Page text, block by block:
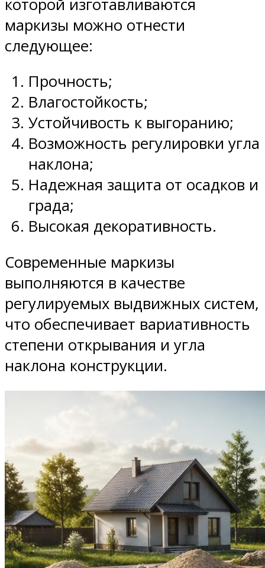
которой изготавливаются
маркизы можно отнести
следующее:
Прочность;
Влагостойкость;
Устойчивость к выгоранию;
Возможность регулировки угла
наклона;
Надежная защита от осадков и
града;
Высокая декоративность.
Современные маркизы
выполняются в качестве
регулируемых выдвижных систем,
что обеспечивает вариативность
степени открывания и угла
наклона конструкции.